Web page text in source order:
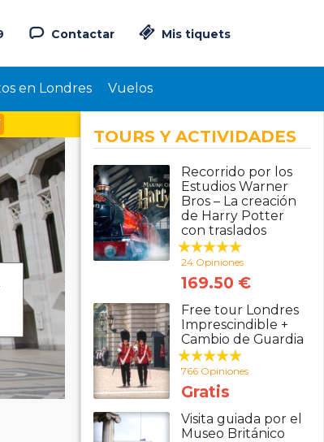
Mis tiquets
Contactar
en Londres Vuelos
TOURS Y ACTIVIDADES
Recorrido por los
Estudios Warner
Bros – La creación
de Harry Potter
con traslados
24 Opiniones
169.50 €
Free tour Londres
Imprescindible +
Cambio de Guardia
766 Opiniones
Gratis
Visita guiada por el
Museo Británico